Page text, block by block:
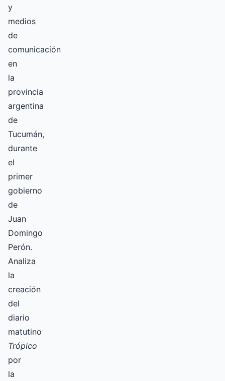
y
medios
de
comunicación
en
la
provincia
argentina
de
Tucumán,
durante
el
primer
gobierno
de
Juan
Domingo
Perón.
Analiza
la
creación
del
diario
matutino
Trópico
por
la